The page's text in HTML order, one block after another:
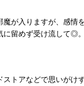
が入りますが、感情
留めず受け流して◎。
トアなどで思いがけ